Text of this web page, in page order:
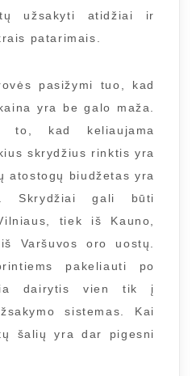
užsakyti atidžiai ir
patarimais.
pasižymi tuo, kad
yra be galo maža.
kad keliaujama
skrydžius rinktis yra
atostogų biudžetas yra
Skrydžiai gali būti
tiek iš Kauno,
Varšuvos oro uostų.
pakeliauti po
dairytis vien tik į
sistemas. Kai
šalių yra dar pigesni